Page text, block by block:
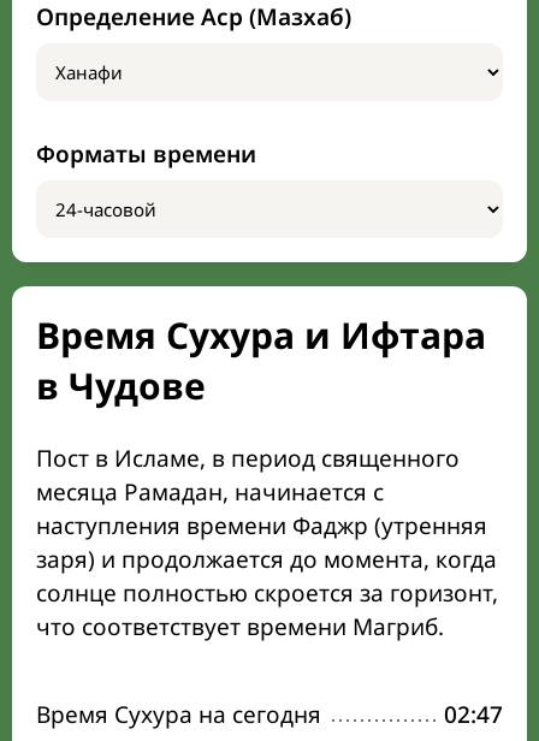
Определение Аср (Мазхаб)
Форматы времени
Время Сухура и Ифтара
в Чудове
Пост в Исламе, в период священного
месяца Рамадан, начинается с
наступления времени Фаджр (утренняя
заря) и продолжается до момента, когда
солнце полностью скроется за горизонт,
что соответствует времени Магриб.
Время Сухура на сегодня 02:47